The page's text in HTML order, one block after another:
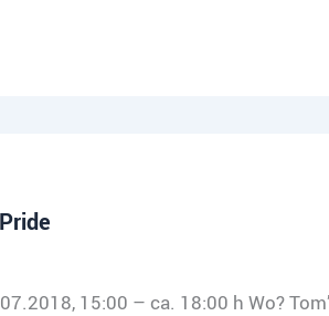
15:00 – ca. 18:00 h Wo?